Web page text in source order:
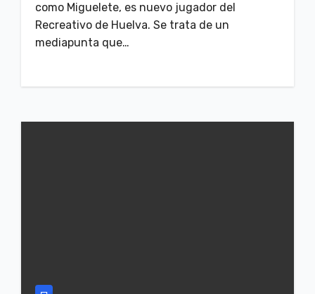
como Miguelete, es nuevo jugador del
Recreativo de Huelva. Se trata de un
mediapunta que…